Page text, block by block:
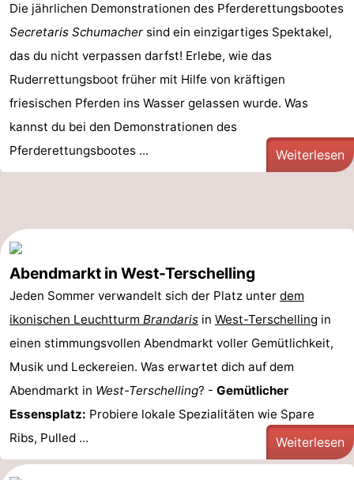
Die jährlichen Demonstrationen des Pferderettungsbootes
Secretaris Schumacher sind ein einzigartiges Spektakel,
das du nicht verpassen darfst! Erlebe, wie das
Ruderrettungsboot früher mit Hilfe von kräftigen
friesischen Pferden ins Wasser gelassen wurde. Was
kannst du bei den Demonstrationen des
Pferderettungsbootes ...
Weiterlesen
Abendmarkt in West-Terschelling
Jeden Sommer verwandelt sich der Platz unter dem
ikonischen Leuchtturm Brandaris in West-Terschelling in
einen stimmungsvollen Abendmarkt voller Gemütlichkeit,
Musik und Leckereien. Was erwartet dich auf dem
Abendmarkt in West-Terschelling? - Gemütlicher
Essensplatz: Probiere lokale Spezialitäten wie Spare
Ribs, Pulled ...
Weiterlesen